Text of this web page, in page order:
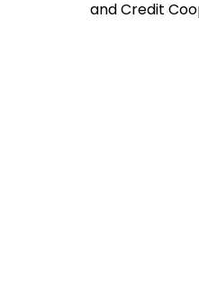
and Credit